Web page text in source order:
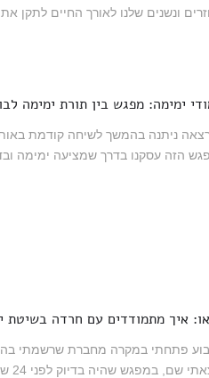
ונשנים שלנו לאורך החיים לתקן את
ימימה: מפגש בין תורת ימימה
ניתנה בהמשך לשיחה קודמת
הזה עסקנו בדרך שמציעה ימימה
איך מתמודדים עם חרדה בשיטת
פתחתי במקרה מחברת שרשמתי בה
שם, במפגש שהיה בדיוק לפני 24 שנים, כמה משפטים...